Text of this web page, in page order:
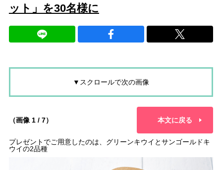
ット」を30名様に
▼スクロールで次の画像
（画像 1 / 7） 本文に戻る
プレゼントでご用意したのは、グリーンキウイとサンゴールドキ
ウイの2品種